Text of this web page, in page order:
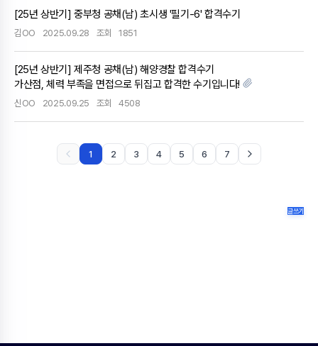
[25년 상반기] 중부청 공채(남) 초시생 '필기-6' 합격수기
김OO 2025.09.28 조회 1851
[25년 상반기] 제주청 공채(남) 해양경찰 합격수기
가산점, 체력 부족을 면접으로 뒤집고 합격한 수기입니다!
신OO 2025.09.25 조회 4508
1 2 3 4 5 6 7
글쓰기